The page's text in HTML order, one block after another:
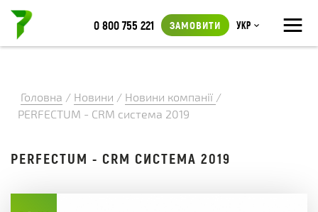
≡
0 800 755 221 ЗАМОВИТИ Укр
Головна / Новини / Новини компанії /
PERFECTUM - CRM система 2019
PERFECTUM - CRM СИСТЕМА 2019